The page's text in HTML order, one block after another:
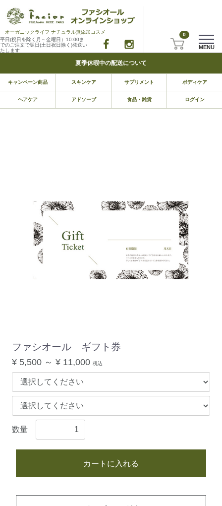
オーガニックライフ ナチュラル無添加コスメ
平日(祝日を除く月～金曜日）10:00ま
でのご注文で翌日(土日祝日除く)発送い
たします
0
MENU
夏季休暇中の配送について
キャンペーン商品 スキンケア サプリメント ボディケア
ヘアケア アドソーブ 食品・雑貨 ログイン
ファシオール ギフト券
¥ 5,500 ～ ¥ 11,000 税込
数量
カートに入れる